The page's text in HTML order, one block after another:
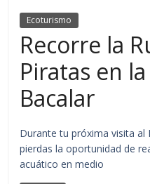
Ecoturismo
Recorre la
Piratas en
Bacalar
Durante tu próxima visita al
pierdas la oportunidad de
acuático en medio